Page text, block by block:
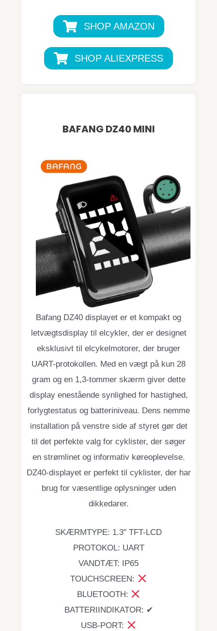
SHOP AMAZON
SHOP ALIEXPRESS
BAFANG DZ40 MINI
Bafang DZ40 displayet er et kompakt og
letvægtsdisplay til elcykler, der er designet
eksklusivt til elcykelmotorer, der bruger
UART-protokollen. Med en vægt på kun 28
gram og en 1,3-tommer skærm giver dette
display enestående synlighed for hastighed,
forlygtestatus og batteriniveau. Dens nemme
installation på venstre side af styret gør det
til det perfekte valg for cyklister, der søger
en strømlinet og informativ køreoplevelse.
DZ40-displayet er perfekt til cyklister, der har
brug for væsentlige oplysninger uden
dikkedarer.
SKÆRMTYPE: 1.3" TFT-LCD
PROTOKOL: UART
VANDTÆT: IP65
TOUCHSCREEN:
BLUETOOTH:
BATTERIINDIKATOR: ✔
USB-PORT: